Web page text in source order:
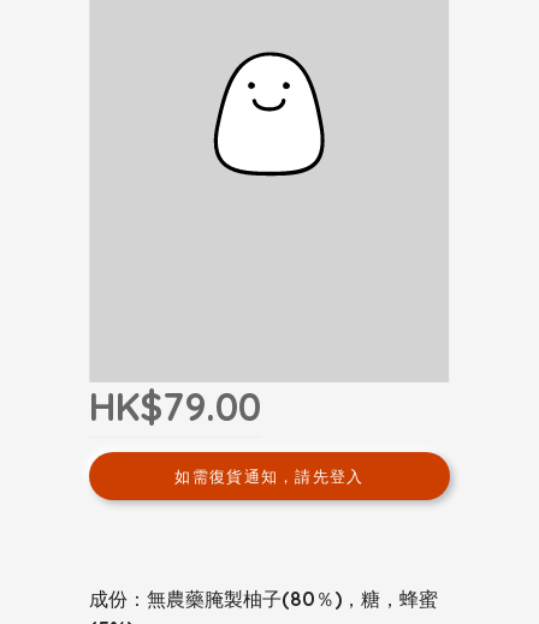
HK$79.00
如需復貨通知，請先登入
成份：無農藥腌製柚子(80％)，糖，蜂蜜